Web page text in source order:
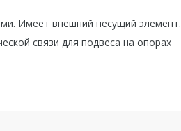
Имеет внешний несущий элемент.
связи для подвеса на опорах